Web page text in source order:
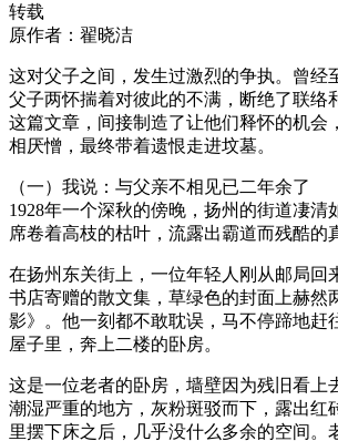
转载
原作者：翟晓洁
这对父子之间，发生过激烈的争执。曾经
父子两怀揣着对彼此的不满，断绝了联络
这篇文章，间接制造了让他们释怀的机会
相厌憎，最终带着遗恨走进坟墓。
（一）我说：与父亲不相见已二年余了
1928年一个深秋的傍晚，扬州的街道凄清
席卷着高枝的枯叶，流露出霸道而残酷的
在扬州东关街上，一位年轻人刚从邮局回
书店寄赠的散文集，草绿色的封面上赫
影》。他一刻都不敢耽误，马不停蹄地赶
屋子里，奔上二楼的卧房。
这是一位老者的卧房，墙壁因为残旧看上
潮湿严重的地方，灰粉斑驳而下，露出红
里摆下床之后，几乎没什么多余的空间。